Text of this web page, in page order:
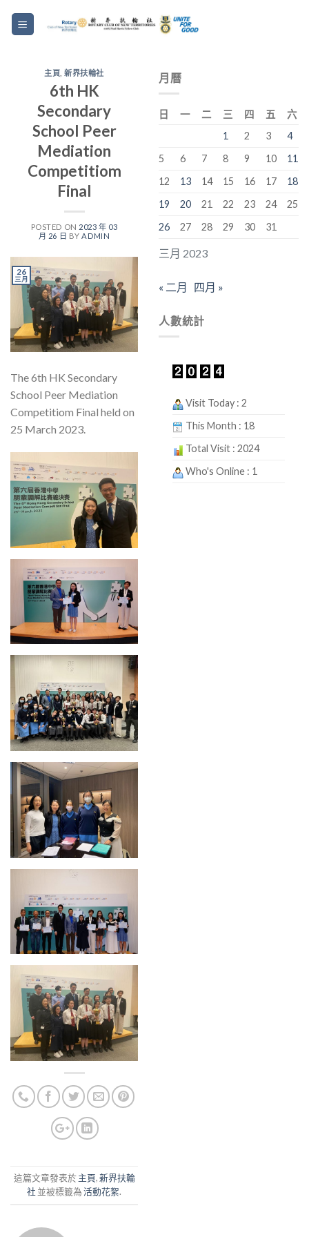
主頁 ,新界扶輪社
6th HK
Secondary
School Peer
Mediation
Competitiom
Final
POSTED ON 2023 年 03
月 26 日 BY ADMIN
26
三月
The 6th HK Secondary
School Peer Mediation
Competitiom Final held on
25 March 2023.
這篇文章發表於主頁,新界扶輪
社 並被標籤為活動花絮.
月曆
三月 2023
日 一 二 三 四 五
六
1
2 3
4
5
6 7 8 9 10
11
12
13 14 15 16 17
18
19
20 21 22 23 24
25
26
27 28 29 30 31
« 二月 四月 »
人數統計
Visit Today : 2
This Month : 18
Total Visit : 2024
Who's Online : 1